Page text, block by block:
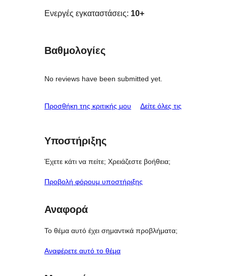
Ενεργές εγκαταστάσεις: 10+
Βαθμολογίες
No reviews have been submitted yet.
Προσθήκη της κριτικής μου Δείτε όλες τις
Υποστήριξης
Έχετε κάτι να πείτε; Χρειάζεστε βοήθεια;
Προβολή φόρουμ υποστήριξης
Αναφορά
Το θέμα αυτό έχει σημαντικά προβλήματα;
Αναφέρετε αυτό το θέμα